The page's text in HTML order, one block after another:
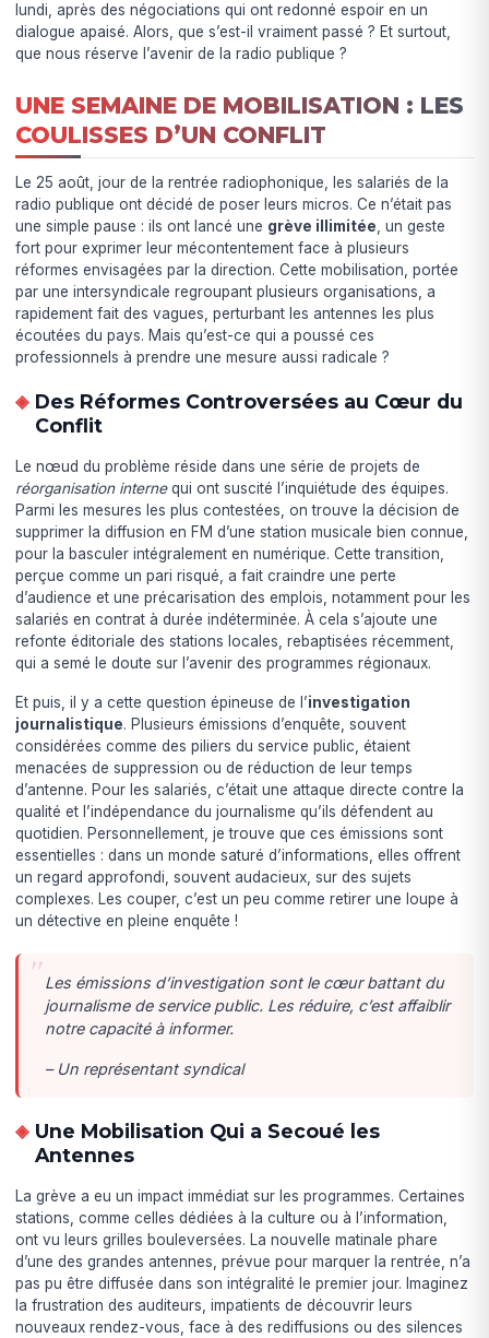
lundi, après des négociations qui ont redonné espoir en un
dialogue apaisé. Alors, que s’est-il vraiment passé ? Et surtout,
que nous réserve l’avenir de la radio publique ?
UNE SEMAINE DE MOBILISATION : LES
COULISSES D’UN CONFLIT
Le 25 août, jour de la rentrée radiophonique, les salariés de la
radio publique ont décidé de poser leurs micros. Ce n’était pas
une simple pause : ils ont lancé une grève illimitée , un geste
fort pour exprimer leur mécontentement face à plusieurs
réformes envisagées par la direction. Cette mobilisation, portée
par une intersyndicale regroupant plusieurs organisations, a
rapidement fait des vagues, perturbant les antennes les plus
écoutées du pays. Mais qu’est-ce qui a poussé ces
professionnels à prendre une mesure aussi radicale ?
Des Réformes Controversées au Cœur du
Conflit
Le nœud du problème réside dans une série de projets de
réorganisation internequi ont suscité l’inquiétude des équipes.
Parmi les mesures les plus contestées, on trouve la décision de
supprimer la diffusion en FM d’une station musicale bien connue,
pour la basculer intégralement en numérique. Cette transition,
perçue comme un pari risqué, a fait craindre une perte
d’audience et une précarisation des emplois, notamment pour les
salariés en contrat à durée indéterminée. À cela s’ajoute une
refonte éditoriale des stations locales, rebaptisées récemment,
qui a semé le doute sur l’avenir des programmes régionaux.
Et puis, il y a cette question épineuse de l’investigation
journalistique. Plusieurs émissions d’enquête, souvent
considérées comme des piliers du service public, étaient
menacées de suppression ou de réduction de leur temps
d’antenne. Pour les salariés, c’était une attaque directe contre la
qualité et l’indépendance du journalisme qu’ils défendent au
quotidien. Personnellement, je trouve que ces émissions sont
essentielles : dans un monde saturé d’informations, elles offrent
un regard approfondi, souvent audacieux, sur des sujets
complexes. Les couper, c’est un peu comme retirer une loupe à
un détective en pleine enquête !
Les émissions d’investigation sont le cœur battant du
journalisme de service public. Les réduire, c’est affaiblir
notre capacité à informer.
– Un représentant syndical
Une Mobilisation Qui a Secoué les
Antennes
La grève a eu un impact immédiat sur les programmes. Certaines
stations, comme celles dédiées à la culture ou à l’information,
ont vu leurs grilles bouleversées. La nouvelle matinale phare
d’une des grandes antennes, prévue pour marquer la rentrée, n’a
pas pu être diffusée dans son intégralité le premier jour. Imaginez
la frustration des auditeurs, impatients de découvrir leurs
nouveaux rendez-vous, face à des rediffusions ou des silences